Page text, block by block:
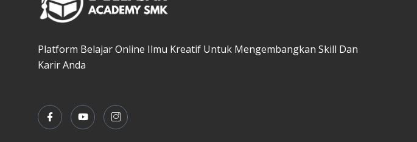
Platform Belajar Online Ilmu Kreatif Untuk Mengembangkan Skill Dan
Karir Anda